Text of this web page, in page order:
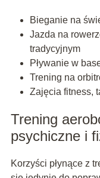
Bieganie na
Jazda na
tradycyjnym
Pływanie w
Trening na
Zajęcia fitness,
Trening
psychiczne i
Korzyści płynące z